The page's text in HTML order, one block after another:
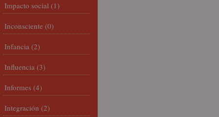
Impacto social (1)
Inconsciente (0)
Infancia (2)
Influencia (3)
Informes (4)
Integración (2)